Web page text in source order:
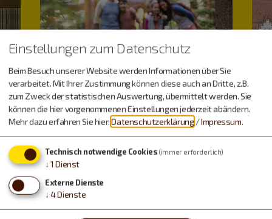
Einstellungen zum Datenschutz
Beim Besuch unserer Website werden Informationen über Sie
verarbeitet. Mit Ihrer Zustimmung können diese auch an Dritte, z.B.
zum Zweck der statistischen Auswertung, übermittelt werden. Sie
können die hier vorgenommenen Einstellungen jederzeit abändern.
Mehr dazu erfahren Sie hier:Datenschutzerklärung /Impressum.
Technisch notwendige Cookies (immer erforderlich)
↓ 1 Dienst
Externe Dienste
↓ 4Dienste